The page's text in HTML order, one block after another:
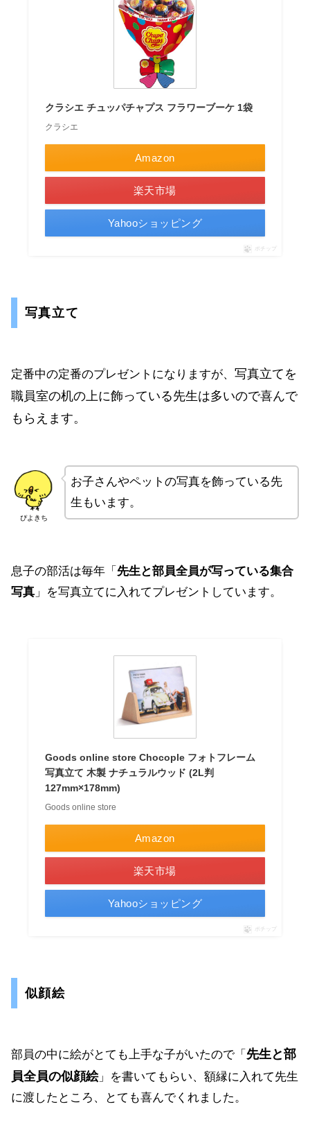
クラシエ チュッパチャプス フラワーブーケ 1袋
クラシエ
Amazon
楽天市場
Yahooショッピング
ポチップ
写真立て
定番中の定番のプレゼントになりますが、 写真立てを
職員室の机の上に飾っている先生は多いので喜んで
もらえます。
ぴよきち
お子さんやペットの写真を飾っている先
生もいます。
息子の部活は毎年「 先生と部員全員が写っている集合
写真 」を写真立てに入れてプレゼントしています。
Goods online store Chocople フォトフレーム
写真立て 木製 ナチュラルウッド (2L判
127mm×178mm)
Goods online store
Amazon
楽天市場
Yahooショッピング
ポチップ
似顔絵
部員の中に絵がとても上手な子がいたので「 先生と部
員全員の似顔絵」を書いてもらい、額縁に入れて先生
に渡したところ、とても喜んでくれました。